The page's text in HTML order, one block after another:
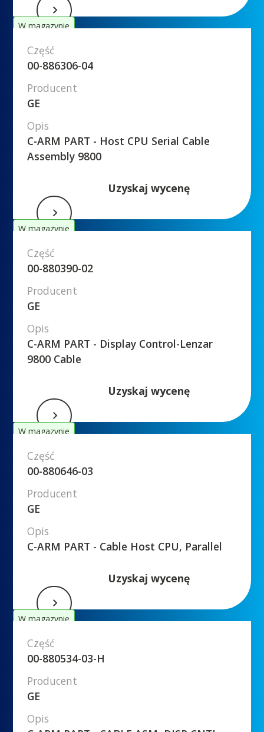
W magazynie
Część
00-886306-04
Producent
GE
Opis
C-ARM PART - Host CPU Serial Cable
Assembly 9800
Uzyskaj wycenę
W magazynie
Część
00-880390-02
Producent
GE
Opis
C-ARM PART - Display Control-Lenzar
9800 Cable
Uzyskaj wycenę
W magazynie
Część
00-880646-03
Producent
GE
Opis
C-ARM PART - Cable Host CPU, Parallel
Uzyskaj wycenę
W magazynie
Część
00-880534-03-H
Producent
GE
Opis